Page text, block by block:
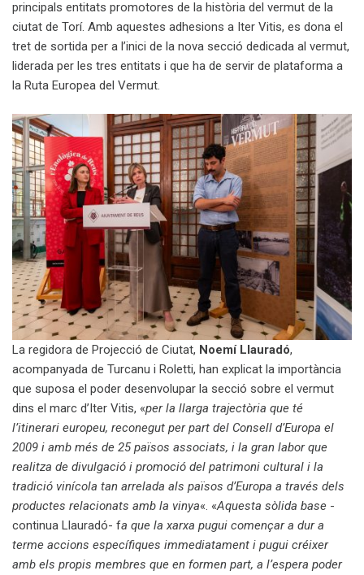
principals entitats promotores de la història del vermut de la
ciutat de Torí. Amb aquestes adhesions a Iter Vitis, es dona el
tret de sortida per a l’inici de la nova secció dedicada al vermut,
liderada per les tres entitats i que ha de servir de plataforma a
la Ruta Europea del Vermut.
La regidora de Projecció de Ciutat, Noemí Llauradó,
acompanyada de Turcanu i Roletti, han explicat la importància
que suposa el poder desenvolupar la secció sobre el vermut
dins el marc d’Iter Vitis, «per la llarga trajectòria que té
l’itinerari europeu, reconegut per part del Consell d’Europa el
2009 i amb més de 25 països associats, i la gran labor que
realitza de divulgació i promoció del patrimoni cultural i la
tradició vinícola tan arrelada als països d’Europa a través dels
productes relacionats amb la vinya«. «Aquesta sòlida base -
continua Llauradó- fa que la xarxa pugui començar a dur a
terme accions específiques immediatament i pugui créixer
amb els propis membres que en formen part, a l’espera poder